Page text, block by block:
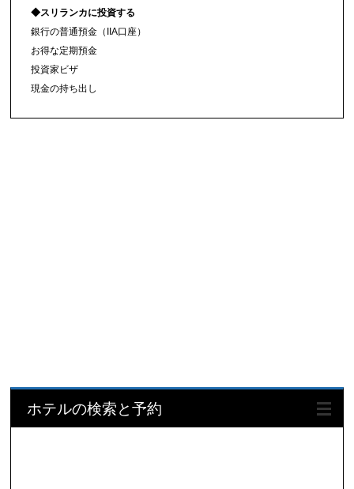
◆スリランカに投資する
銀行の普通預金（IIA口座）
お得な定期預金
投資家ビザ
現金の持ち出し
ホテルの検索と予約